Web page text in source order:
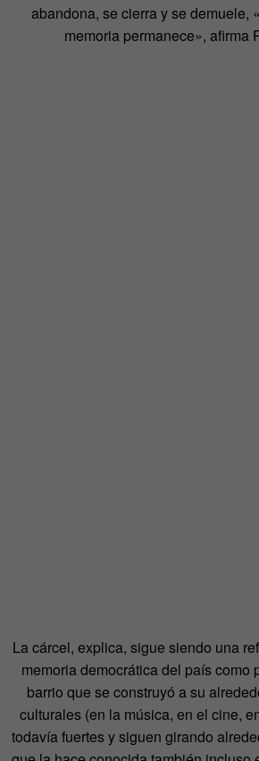
abandona, se cierra y se demuele,
memoria permanece», afirma
La cárcel, explica, sigue siendo una
memoria democrática del país como
barrio que se construyó a su
culturales (en la música, en el cine,
todavía fuertes y siguen girando